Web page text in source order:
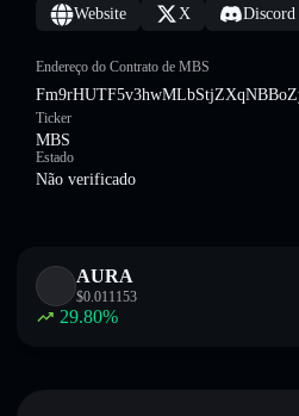
Website X Discord
Endereço do Contrato de MBS
Ticker
MBS
Estado
Não verificado
AURA
$0.011153
29.80%